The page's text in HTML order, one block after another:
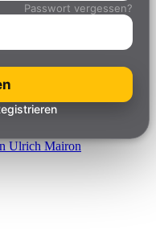
Passwort vergessen?
Ulrich Mairon